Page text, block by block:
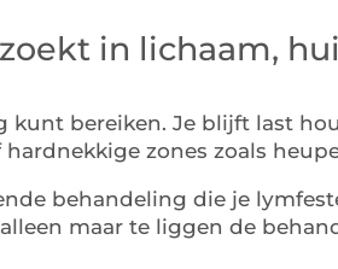
in lichaam,
bereiken. Je blijft last
zones zoals
behandeling die je
maar te liggen de